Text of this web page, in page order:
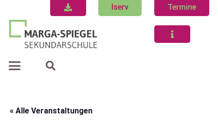
Iserv Termine
« Alle Veranstaltungen